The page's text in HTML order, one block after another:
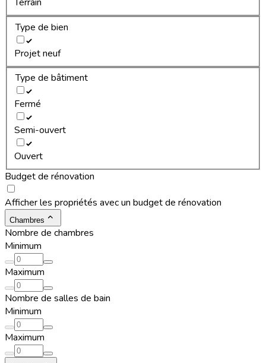
Type de bien
Projet neuf
Type de bâtiment
Fermé
Semi-ouvert
Ouvert
Budget de rénovation
Afficher les propriétés avec un budget de rénovation
Chambres
Nombre de chambres
Minimum
Maximum
Nombre de salles de bain
Minimum
Maximum